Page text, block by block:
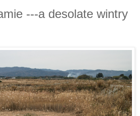
---a desolate wintry